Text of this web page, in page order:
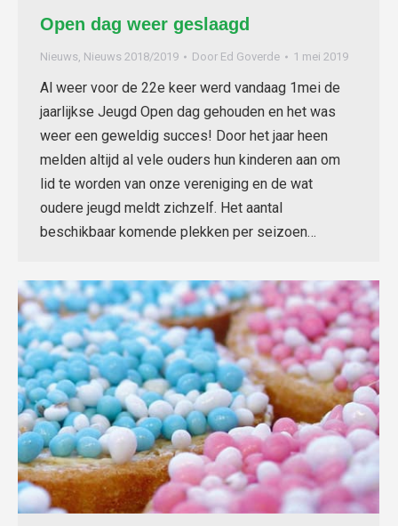
Open dag weer geslaagd
Nieuws, Nieuws 2018/2019 Door Ed Goverde 1 mei 2019
Al weer voor de 22e keer werd vandaag 1mei de
jaarlijkse Jeugd Open dag gehouden en het was
weer een geweldig succes! Door het jaar heen
melden altijd al vele ouders hun kinderen aan om
lid te worden van onze vereniging en de wat
oudere jeugd meldt zichzelf. Het aantal
beschikbaar komende plekken per seizoen…